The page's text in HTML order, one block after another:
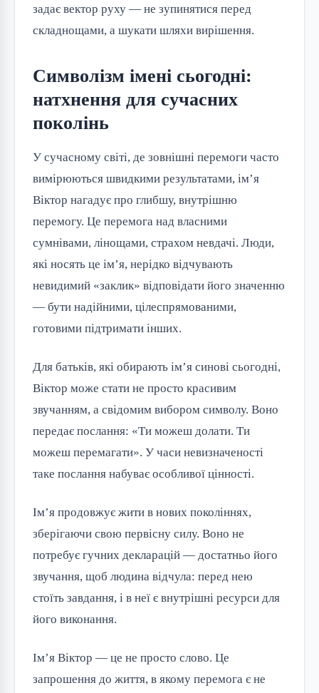
задає вектор руху — не зупинятися перед
складнощами, а шукати шляхи вирішення.
Символізм імені сьогодні:
натхнення для сучасних
поколінь
У сучасному світі, де зовнішні перемоги часто
вимірюються швидкими результатами, ім’я
Віктор нагадує про глибшу, внутрішню
перемогу. Це перемога над власними
сумнівами, лінощами, страхом невдачі. Люди,
які носять це ім’я, нерідко відчувають
невидимий «заклик» відповідати його значенню
— бути надійними, цілеспрямованими,
готовими підтримати інших.
Для батьків, які обирають ім’я синові сьогодні,
Віктор може стати не просто красивим
звучанням, а свідомим вибором символу. Воно
передає послання: «Ти можеш долати. Ти
можеш перемагати». У часи невизначеності
таке послання набуває особливої цінності.
Ім’я продовжує жити в нових поколіннях,
зберігаючи свою первісну силу. Воно не
потребує гучних декларацій — достатньо його
звучання, щоб людина відчула: перед нею
стоїть завдання, і в неї є внутрішні ресурси для
його виконання.
Ім’я Віктор — це не просто слово. Це
запрошення до життя, в якому перемога є не